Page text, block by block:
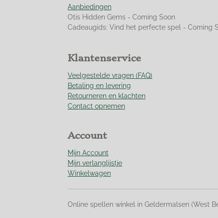
4
6
0
2
9
1
s
t
e
n
Aanbiedingen
Otis Hidden Gems - Coming Soon
Cadeaugids: Vind het perfecte spel - Coming
Klantenservice
Veelgestelde vragen (FAQ)
Betaling en levering
Retourneren en klachten
Contact opnemen
Account
Mijn Account
Mijn verlanglijstje
Winkelwagen
Online spellen winkel in Geldermalsen (West